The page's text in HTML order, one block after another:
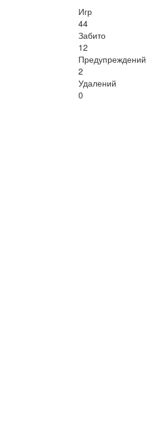
Игр
44
Забито
12
Предупреждений
2
Удалений
0